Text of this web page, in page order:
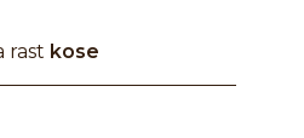
rast kose